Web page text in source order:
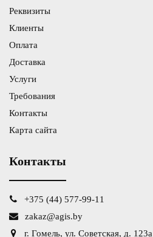
Реквизиты
Клиенты
Оплата
Доставка
Услуги
Требования
Контакты
Карта сайта
Контакты
+375 (44) 577-99-11
zakaz@agis.by
г. Гомель, ул. Советская, д. 123а